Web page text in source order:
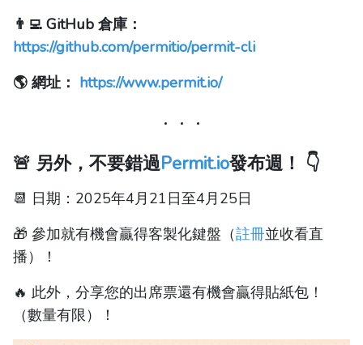
👨‍💻 GitHub 倉庫：
https://github.com/permitio/permit-cli
🌎 網址： https://www.permit.io/
🚨 另外，不要錯過Permit.io發布週！ 👇
📆 日期：2025年4月21日至4月25日
🎁 參加就有機會贏得客製化鍵盤（註冊並收看直
播）！
🔥 此外，分享您的出席票還有機會贏得貼紙包！
（數量有限）！